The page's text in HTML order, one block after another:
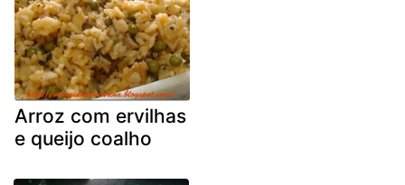
Arroz com ervilhas
e queijo coalho